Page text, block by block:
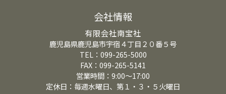
会社情報
有限会社南宝社
鹿児島県鹿児島市宇宿４丁目２０番５号
TEL：099-265-5000
FAX：099-265-5141
営業時間：9:00～17:00
定休日：毎週水曜日、第１・３・５火曜日